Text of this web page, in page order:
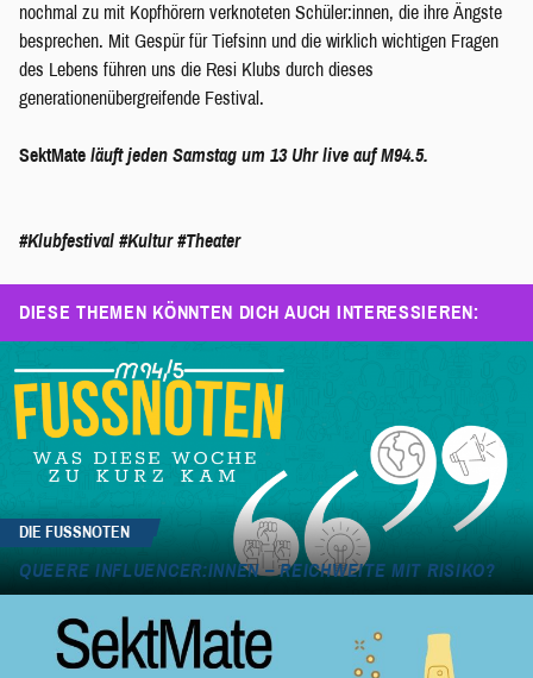
nochmal zu mit Kopfhörern verknoteten Schüler:innen, die ihre Ängste
besprechen. Mit Gespür für Tiefsinn und die wirklich wichtigen Fragen
des Lebens führen uns die Resi Klubs durch dieses
generationenübergreifende Festival.
SektMate läuft jeden Samstag um 13 Uhr live auf M94.5.
#Klubfestival #Kultur #Theater
DIESE THEMEN KÖNNTEN DICH AUCH INTERESSIEREN:
DIE FUSSNOTEN
QUEERE INFLUENCER:INNEN – REICHWEITE MIT RISIKO?